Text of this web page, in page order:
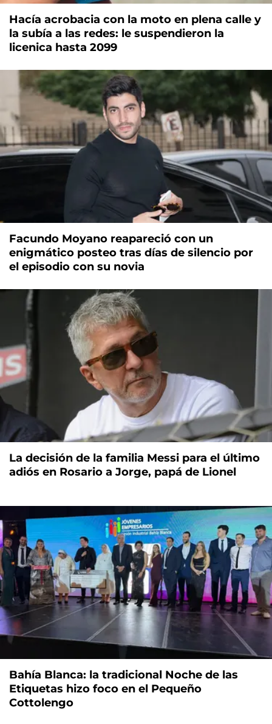
Hacía acrobacia con la moto en plena calle y
la subía a las redes: le suspendieron la
licenica hasta 2099
Facundo Moyano reapareció con un
enigmático posteo tras días de silencio por
el episodio con su novia
La decisión de la familia Messi para el último
adiós en Rosario a Jorge, papá de Lionel
Bahía Blanca: la tradicional Noche de las
Etiquetas hizo foco en el Pequeño
Cottolengo